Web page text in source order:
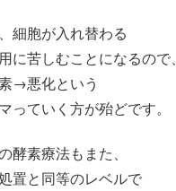
細胞が入れ替わる
に苦しむことになるので、
→悪化という
っていく方が殆どです。
酵素療法もまた、
置と同等のレベルで